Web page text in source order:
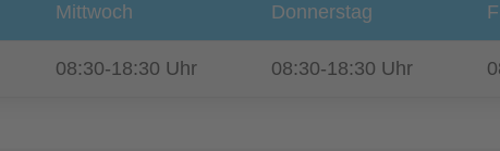
Mittwoch Donnerstag
08:30-18:30 Uhr 08:30-18:30 Uhr